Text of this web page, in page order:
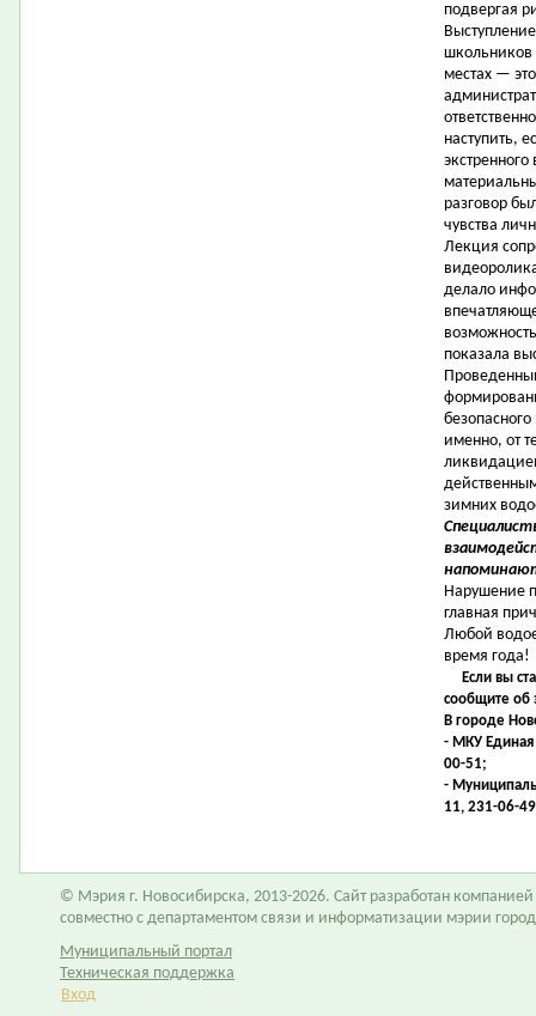
подвергая
школьников
местах —
наступить,
разговор
чувства
Лекция
делало
показала
именно, от
зимних
Нарушение
главная
Любой
время года!
Если вы
сообщите об
В городе
- МКУ Единая
00-51;
-
11, 231-06-
© Мэрия г. Новосибирска, 2013-2026. Сайт разработан компанией
совместно с департаментом связи и информатизации мэрии
Муниципальный портал
Техническая поддержка
Вход